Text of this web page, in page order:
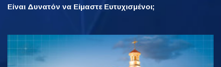
Είναι Δυνατόν να Είμαστε Ευτυχισμένοι;